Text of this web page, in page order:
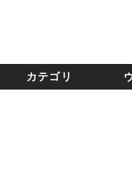
カテゴリ